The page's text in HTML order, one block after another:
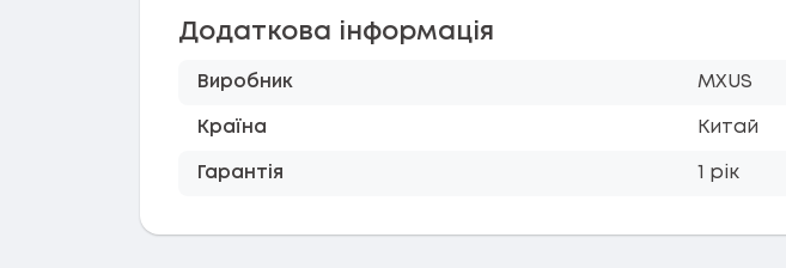
Додаткова інформація
Виробник MXUS
Країна Китай
Гарантія 1 рік